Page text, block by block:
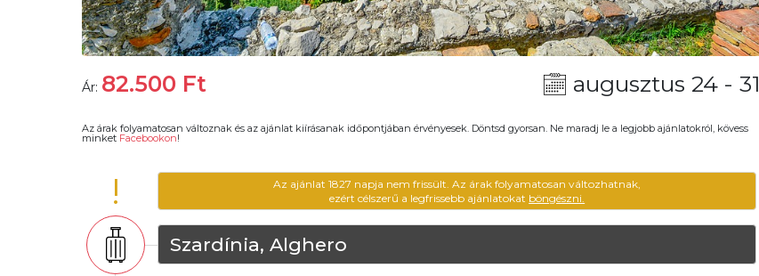
Ár: 82.500 Ft augusztus 24 - 31
Az árak folyamatosan változnak és az ajánlat kiírásanak időpontjában érvényesek. Döntsd gyorsan. Ne maradj le a legjobb ajánlatokról, kövess
minket Facebookon!
!
Az ajánlat 1827 napja nem frissült. Az árak folyamatosan változhatnak,
ezért célszerű a legfrissebb ajánlatokat böngészni.
Szardínia, Alghero